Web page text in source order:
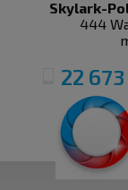
Skylark-
444
22